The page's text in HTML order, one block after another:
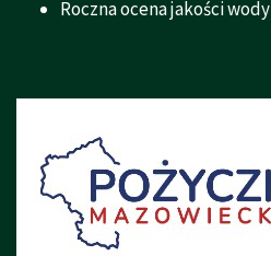
Roczna ocena jakości wody